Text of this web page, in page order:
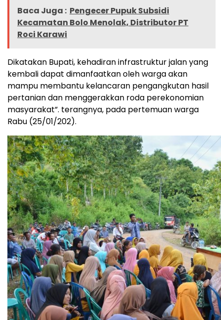
Baca Juga : Pengecer Pupuk Subsidi
Kecamatan Bolo Menolak, Distributor PT
Roci Karawi
Dikatakan Bupati, kehadiran infrastruktur jalan yang
kembali dapat dimanfaatkan oleh warga akan
mampu membantu kelancaran pengangkutan hasil
pertanian dan menggerakkan roda perekonomian
masyarakat”. terangnya, pada pertemuan warga
Rabu (25/01/202).